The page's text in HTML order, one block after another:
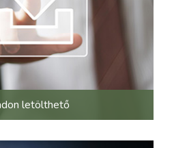
letölthető